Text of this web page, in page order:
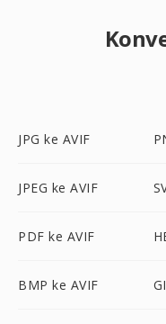
JPG ke AVIF
JPEG ke AVIF
PDF ke AVIF
BMP ke AVIF